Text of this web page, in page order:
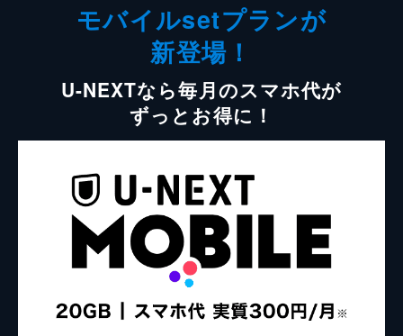
モバイルsetプランが
新登場！
U-NEXTなら毎月のスマホ代が
ずっとお得に！